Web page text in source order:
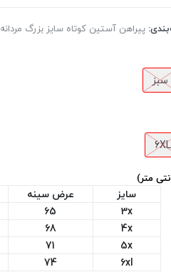
پیراهن آستین کوتاه سایز بزرگ مردانه
سبز
6XL
متر)
سایز عرض سینه
3x
65
4x
68
5x
71
6xl
74